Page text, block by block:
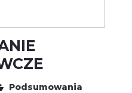
Podsumowania